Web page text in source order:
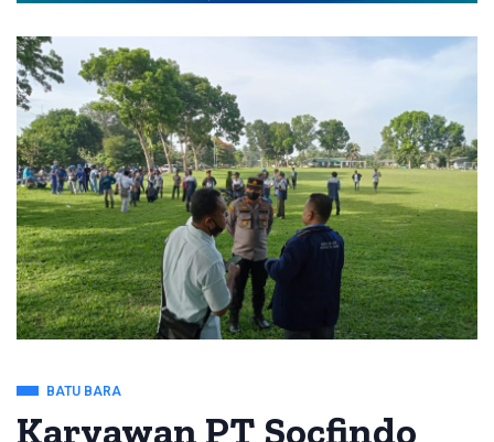
BATU BARA
Karyawan PT Socfindo